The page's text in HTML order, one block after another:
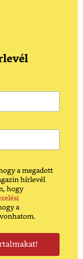
a megadott
hírlevél
hogy
a